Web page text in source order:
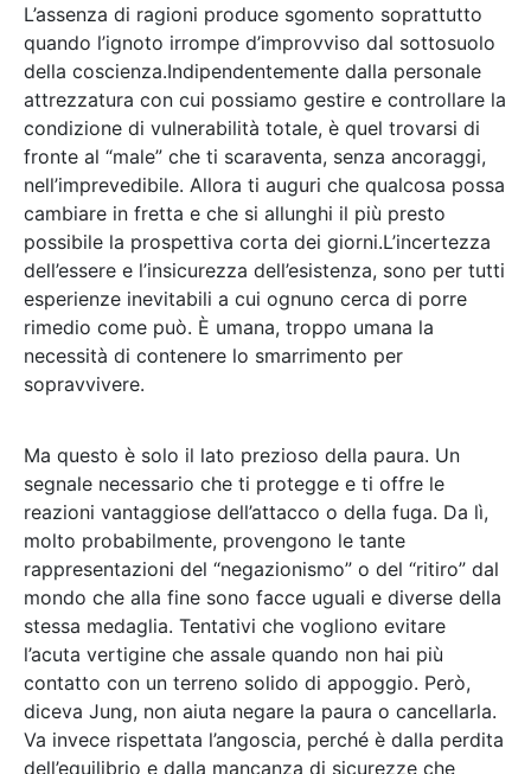
L’assenza di ragioni produce sgomento soprattutto
quando l’ignoto irrompe d’improvviso dal sottosuolo
della coscienza.Indipendentemente dalla personale
attrezzatura con cui possiamo gestire e controllare la
condizione di vulnerabilità totale, è quel trovarsi di
fronte al “male” che ti scaraventa, senza ancoraggi,
nell’imprevedibile. Allora ti auguri che qualcosa possa
cambiare in fretta e che si allunghi il più presto
possibile la prospettiva corta dei giorni.L’incertezza
dell’essere e l’insicurezza dell’esistenza, sono per tutti
esperienze inevitabili a cui ognuno cerca di porre
rimedio come può. È umana, troppo umana la
necessità di contenere lo smarrimento per
sopravvivere.
Ma questo è solo il lato prezioso della paura. Un
segnale necessario che ti protegge e ti offre le
reazioni vantaggiose dell’attacco o della fuga. Da lì,
molto probabilmente, provengono le tante
rappresentazioni del “negazionismo” o del “ritiro” dal
mondo che alla fine sono facce uguali e diverse della
stessa medaglia. Tentativi che vogliono evitare
l’acuta vertigine che assale quando non hai più
contatto con un terreno solido di appoggio. Però,
diceva Jung, non aiuta negare la paura o cancellarla.
Va invece rispettata l’angoscia, perché è dalla perdita
dell’equilibrio e dalla mancanza di sicurezze che